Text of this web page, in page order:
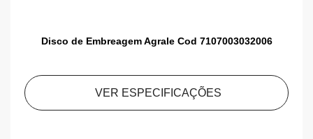
Disco de Embreagem Agrale Cod 7107003032006
VER ESPECIFICAÇÕES